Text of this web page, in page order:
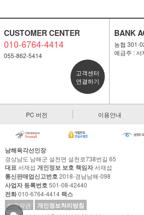
CUSTOMER CENTER
010-6764-4414
055-862-5414
고객센터
연결하기
BANK
농협 301-
예금주 : 서
PC 버전 이용안내
남해육각선인장
경상남도 남해군 설천면 설천로738번길 65
대표 서재섭 개인정보 보호 책임자서재섭
통신판매업신고번호2018-경남남해-098
사업자 등록번호501-08-42440
전화010-6764-4414팩스
이용약관 개인정보처리방침